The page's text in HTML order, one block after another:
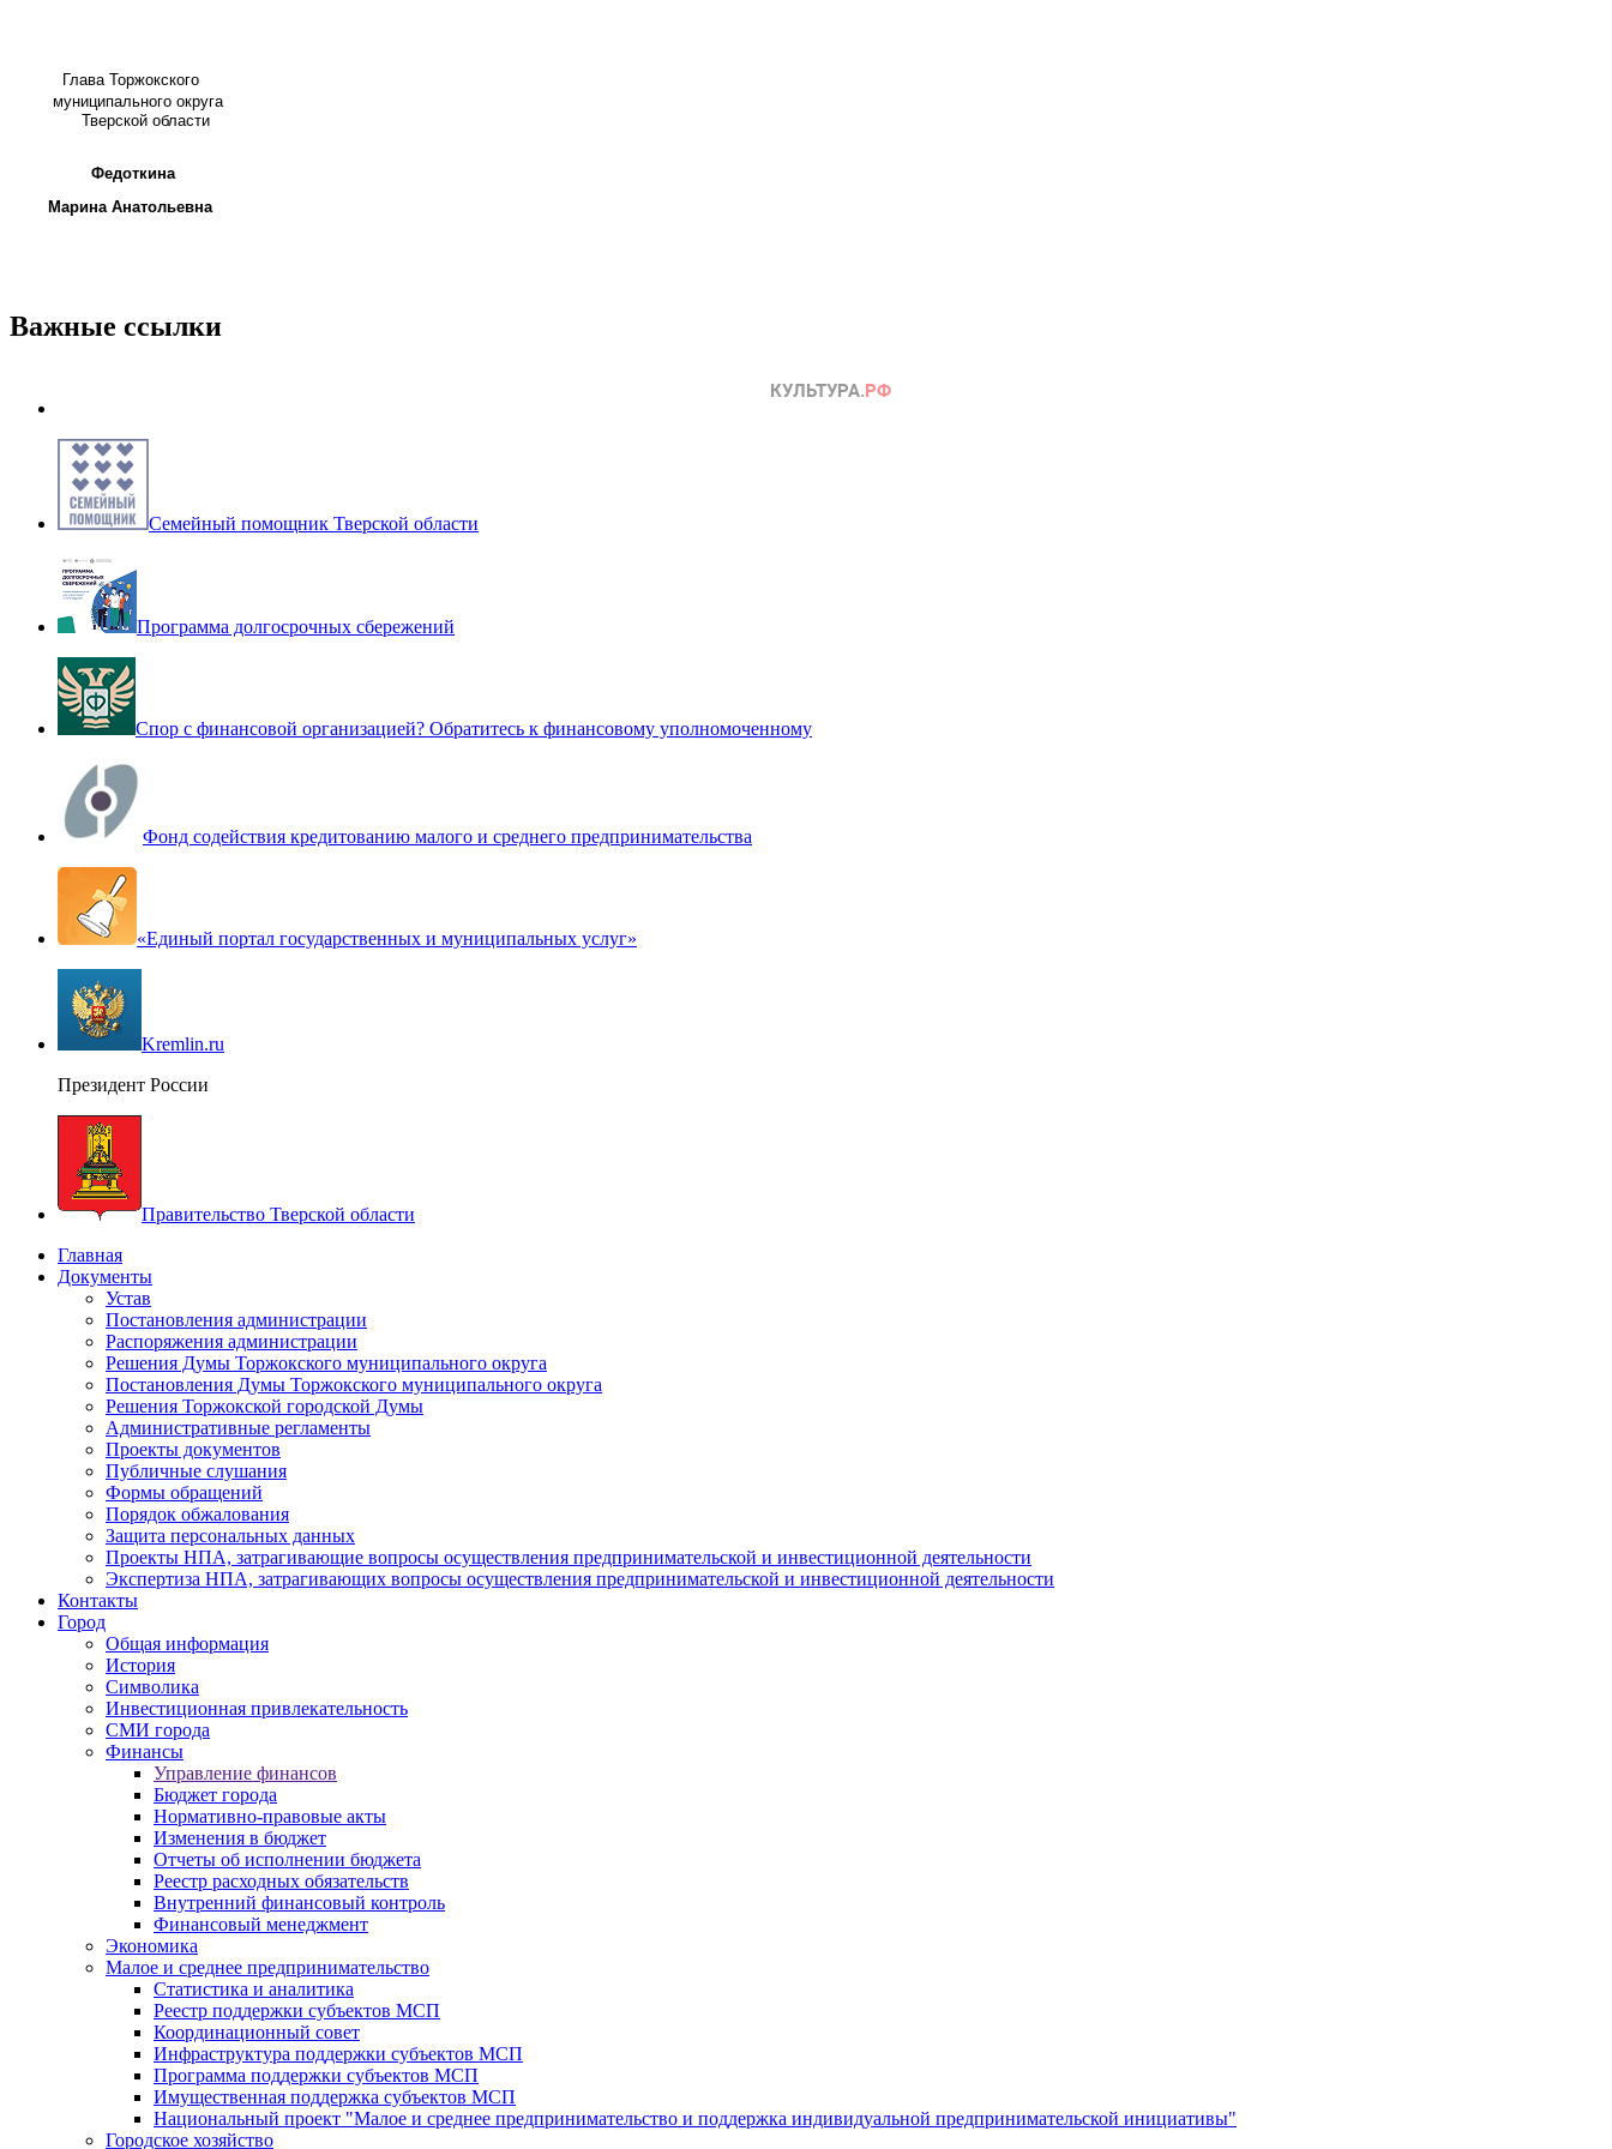
Глава Торжокского
муниципального округа
Тверской области
Федоткина
Марина Анатольевна
Важные ссылки
Семейный помощник Тверской области
Программа долгосрочных сбережений
Спор с финансовой организацией? Обратитесь к финансовому уполномоченному
Фонд содействия кредитованию малого и среднего предпринимательства
«Единый портал государственных и муниципальных услуг»
Kremlin.ru
Президент России
Правительство Тверской области
Главная
Документы
Устав
Постановления администрации
Распоряжения администрации
Решения Думы Торжокского муниципального округа
Постановления Думы Торжокского муниципального округа
Решения Торжокской городской Думы
Административные регламенты
Проекты документов
Публичные слушания
Формы обращений
Порядок обжалования
Защита персональных данных
Проекты НПА, затрагивающие вопросы осуществления предпринимательской и инвестиционной деятельности
Экспертиза НПА, затрагивающих вопросы осуществления предпринимательской и инвестиционной деятельности
Контакты
Город
Общая информация
История
Символика
Инвестиционная привлекательность
СМИ города
Финансы
Управление финансов
Бюджет города
Нормативно-правовые акты
Изменения в бюджет
Отчеты об исполнении бюджета
Реестр расходных обязательств
Внутренний финансовый контроль
Финансовый менеджмент
Экономика
Малое и среднее предпринимательство
Статистика и аналитика
Реестр поддержки субъектов МСП
Координационный совет
Инфраструктура поддержки субъектов МСП
Программа поддержки субъектов МСП
Имущественная поддержка субъектов МСП
Национальный проект "Малое и среднее предпринимательство и поддержка индивидуальной предпринимательской инициативы"
Городское хозяйство